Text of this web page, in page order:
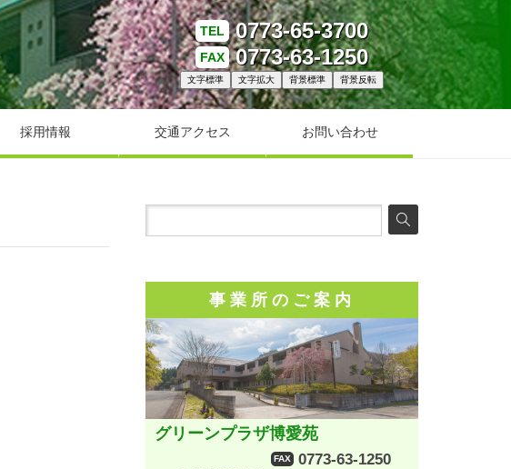
TEL 0773-65-3700
FAX 0773-63-1250
文字標準 文字拡大 背景標準 背景反転
採用情報 交通アクセス お問い合わせ
事業所のご案内
グリーンプラザ博愛苑
FAX 0773-63-1250